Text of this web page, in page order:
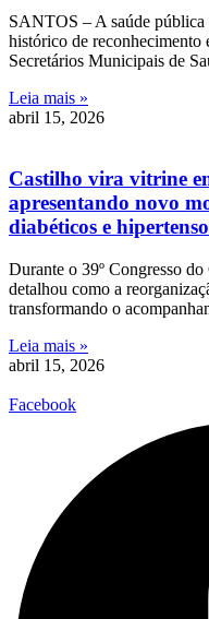
SANTOS – A saúde
histórico de reconhecimento
Secretários Municipais de
Leia mais »
abril 15, 2026
Castilho vira vitrine
apresentando novo
diabéticos e
Durante o 39º Congresso
detalhou como a
transformando o
Leia mais »
abril 15, 2026
Facebook